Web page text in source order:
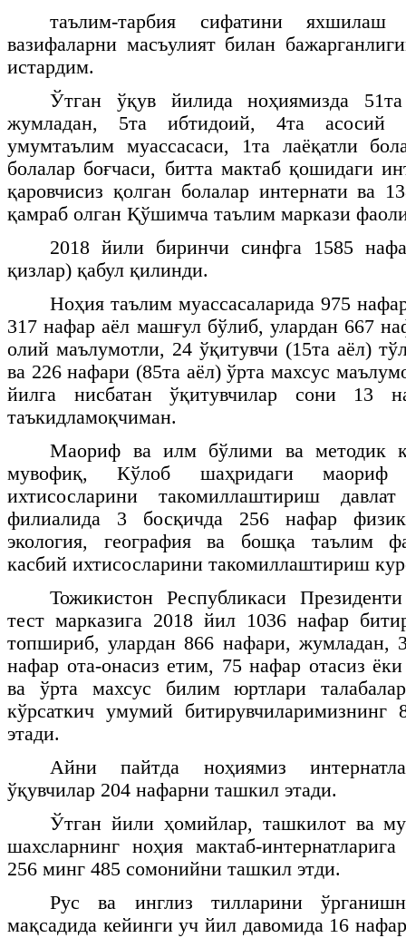
таълим-тарбия сифатини
вазифаларни масъулият билан
истардим.
Ўтган ўқув йилида ноҳиямизда
жумладан, 5та ибтидоий, 4та асосий
умумтаълим муассасаси, 1та лаёқатли
болалар боғчаси, битта мактаб қошидаги
қаровчисиз қолган болалар интернати ва
қамраб олган Қўшимча таълим маркази
2018 йили биринчи синфга 1585
қизлар) қабул қилинди.
Ноҳия таълим муассасаларида 975
317 нафар аёл машғул бўлиб, улардан 667
олий маълумотли, 24 ўқитувчи (15та аёл)
ва 226 нафари (85та аёл) ўрта махсус
йилга нисбатан ўқитувчилар сони 13
таъкидламоқчиман.
Маориф ва илм бўлими ва методик
мувофиқ, Кўлоб шаҳридаги маориф
ихтисосларини такомиллаштириш
филиалида 3 босқичда 256 нафар
экология, география ва бошқа таълим
касбий ихтисосларини такомиллаштириш
Тожикистон Республикаси
тест марказига 2018 йил 1036 нафар
топшириб, улардан 866 нафари, жумладан,
нафар ота-онасиз етим, 75 нафар отасиз
ва ўрта махсус билим юртлари
кўрсаткич умумий
этади.
Айни пайтда ноҳиямиз
ўқувчилар 204 нафарни ташкил этади.
Ўтган йили ҳомийлар, ташкилот ва
шахсларнинг ноҳия мактаб-
256 минг 485 сомонийни ташкил этди.
Рус ва инглиз тилларини
мақсадида кейинги уч йил давомида 16